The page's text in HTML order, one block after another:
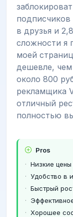
подписчиков
в друзья и
сложности я
моей
дешевле, чем
около 800
рекламщика
отличный
полностью
Pros
Низкие цены
Удобство в
Быстрый
Хорошее